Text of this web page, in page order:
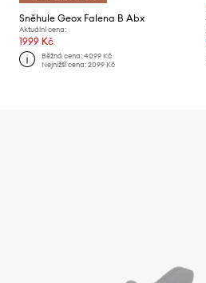
Sněhule Geox Falena B Abx
Aktuální cena:
1999 Kč
Běžná cena:4099 Kč
Nejnižší cena:2099 Kč